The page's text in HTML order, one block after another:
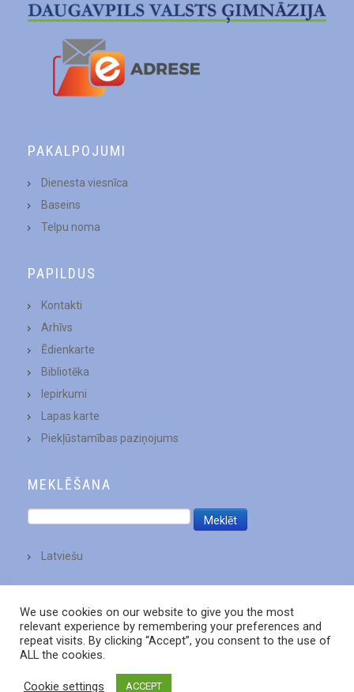
PAKALPOJUMI
Dienesta viesnīca
Baseins
Telpu noma
PAPILDUS
Kontakti
Arhīvs
Ēdienkarte
Bibliotēka
Iepirkumi
Lapas karte
Piekļūstamības paziņojums
MEKLĒŠANA
Latviešu
We use cookies on our website to give you the most
relevant experience by remembering your preferences and
repeat visits. By clicking “Accept”, you consent to the use of
ALL the cookies.
Cookie settings ACCEPT